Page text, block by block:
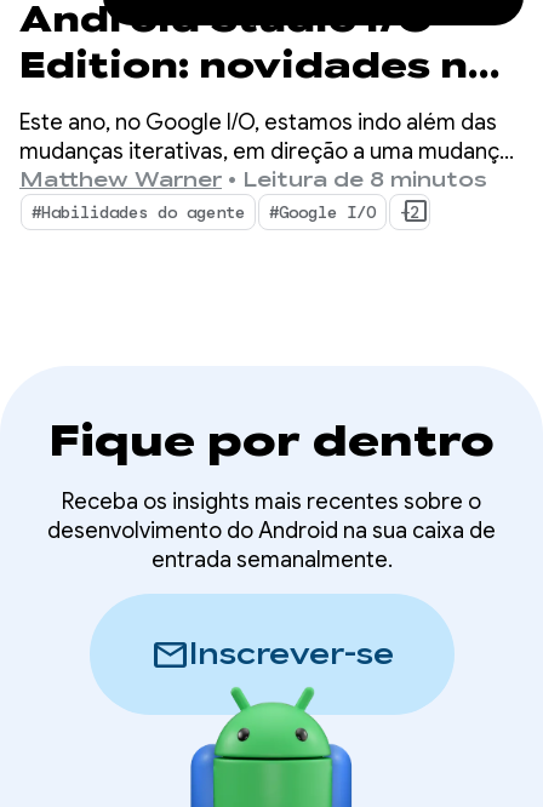
Android Studio I/O
Edition: novidades nas
ferramentas para
desenvolvedores
Android
Este ano, no Google I/O, estamos indo além das
mudanças iterativas, em direção a uma mudança
fundamental na forma como os apps são criados.
Nossas ferramentas mais recentes são criadas
para a era agêntica com recursos que aumentam
Matthew Warner • Leitura de 8 minutos
#Habilidades do agente #Google I/O +2
Fique por dentro
Receba os insights mais recentes sobre o
desenvolvimento do Android na sua caixa de
entrada semanalmente.
mailInscrever-se